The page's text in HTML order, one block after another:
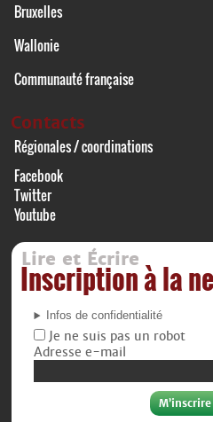
Bruxelles
Wallonie
Communauté française
Contacts
Régionales / coordinations
Facebook
Twitter
Youtube
Lire et Écrire
Inscription à la
Infos de confidentialité
Je ne suis pas un robot
Adresse e-mail